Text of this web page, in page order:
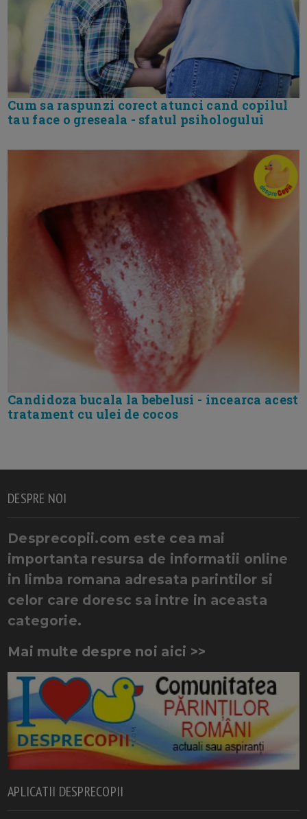
Cum sa raspunzi corect atunci cand copilul
tau face o greseala - sfatul psihologului
Candidoza bucala la bebelusi - incearca acest
tratament cu ulei de cocos
DESPRE NOI
Desprecopii.com este cea mai
importanta resursa de informatii online
in limba romana adresata parintilor si
celor care doresc sa intre in aceasta
categorie.
Mai multe despre noi aici >>
APLICATII DESPRECOPII